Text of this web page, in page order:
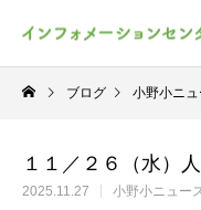
ブログ 小野小ニュ
１１／２６（水）
2025.11.27 小野小ニュー